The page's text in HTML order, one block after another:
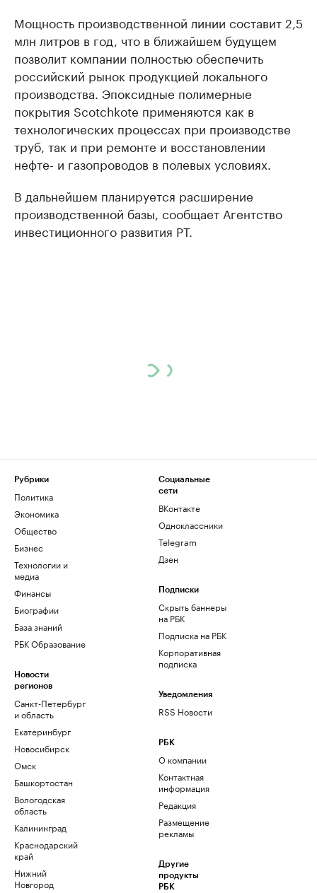
Мощность производственной линии составит 2,5
млн литров в год, что в ближайшем будущем
позволит компании полностью обеспечить
российский рынок продукцией локального
производства. Эпоксидные полимерные
покрытия Scotchkote применяются как в
технологических процессах при производстве
труб, так и при ремонте и восстановлении
нефте- и газопроводов в полевых условиях.
В дальнейшем планируется расширение
производственной базы, сообщает Агентство
инвестиционного развития РТ.
Рубрики
Политика
Экономика
Общество
Бизнес
Технологии и
медиа
Финансы
Биографии
База знаний
РБК Образование
Новости
регионов
Санкт-Петербург
и область
Екатеринбург
Новосибирск
Омск
Башкортостан
Вологодская
область
Калининград
Краснодарский
край
Нижний
Новгород
Социальные
сети
ВКонтакте
Одноклассники
Telegram
Дзен
Подписки
Скрыть баннеры
на РБК
Подписка на РБК
Корпоративная
подписка
Уведомления
RSS Новости
РБК
О компании
Контактная
информация
Редакция
Размещение
рекламы
Другие
продукты
РБК